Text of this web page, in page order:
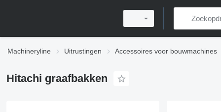
Machineryline Uitrustingen Accessoires voor bouwmachines
Hitachi graafbakken